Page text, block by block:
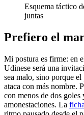
Esquema táctico
juntas
Prefiero el
Mi postura es firme: en
Udinese será una
sea malo, sino porque
ataca con más nombre.
con menos de dos goles
amonestaciones. La